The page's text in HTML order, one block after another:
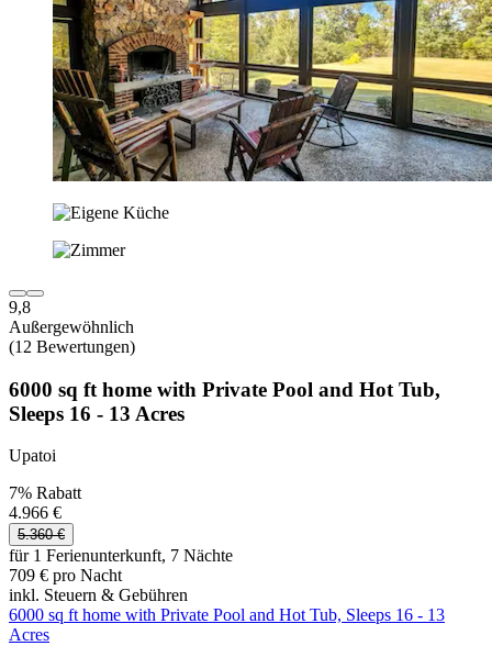
9,8
Außergewöhnlich
(12 Bewertungen)
6000 sq ft home with Private Pool and Hot Tub,
Sleeps 16 - 13 Acres
Upatoi
7% Rabatt
4.966 €
5.360 €
für 1 Ferienunterkunft, 7 Nächte
709 € pro Nacht
inkl. Steuern & Gebühren
6000 sq ft home with Private Pool and Hot Tub, Sleeps 16 - 13
Acres